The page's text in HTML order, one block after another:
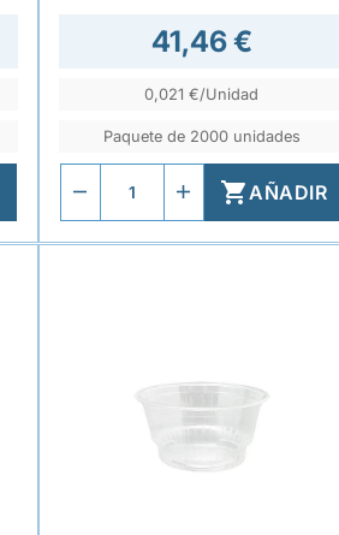
41,46 €
0,021 €/Unidad
Paquete de 2000 unidades
AÑADIR